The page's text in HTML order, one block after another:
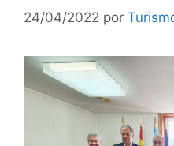
24/04/2022 por